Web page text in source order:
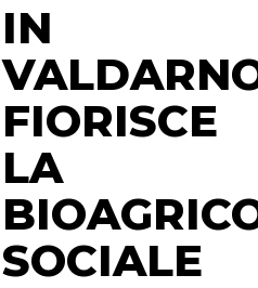
IN
FIORISCE
LA
SOCIALE